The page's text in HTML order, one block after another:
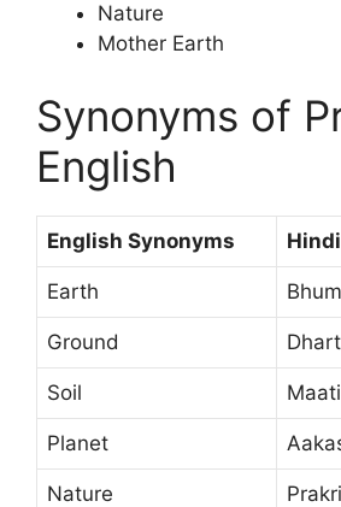
Nature
Mother Earth
Synonyms of
English
English Synonyms
Earth
Ground
Soil Maati
Planet
Nature